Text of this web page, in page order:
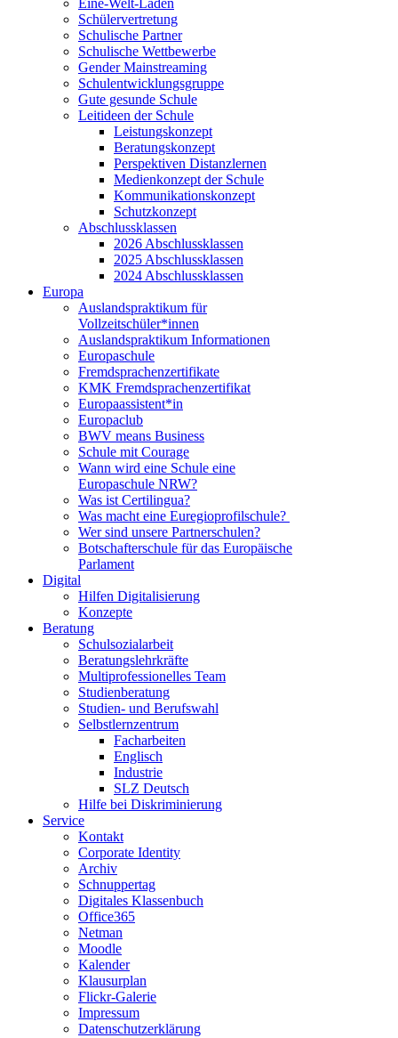
Eine-Welt-Laden
Schülervertretung
Schulische Partner
Schulische Wettbewerbe
Gender Mainstreaming
Schulentwicklungsgruppe
Gute gesunde Schule
Leitideen der Schule
Leistungskonzept
Beratungskonzept
Perspektiven Distanzlernen
Medienkonzept der Schule
Kommunikationskonzept
Schutzkonzept
Abschlussklassen
2026 Abschlussklassen
2025 Abschlussklassen
2024 Abschlussklassen
Europa
Auslandspraktikum für
Vollzeitschüler*innen
Auslandspraktikum Informationen
Europaschule
Fremdsprachenzertifikate
KMK Fremdsprachenzertifikat
Europaassistent*in
Europaclub
BWV means Business
Schule mit Courage
Wann wird eine Schule eine
Europaschule NRW?
Was ist Certilingua?
Was macht eine Euregioprofilschule?
Wer sind unsere Partnerschulen?
Botschafterschule für das Europäische
Parlament
Digital
Hilfen Digitalisierung
Konzepte
Beratung
Schulsozialarbeit
Beratungslehrkräfte
Multiprofessionelles Team
Studienberatung
Studien- und Berufswahl
Selbstlernzentrum
Facharbeiten
Englisch
Industrie
SLZ Deutsch
Hilfe bei Diskriminierung
Service
Kontakt
Corporate Identity
Archiv
Schnuppertag
Digitales Klassenbuch
Office365
Netman
Moodle
Kalender
Klausurplan
Flickr-Galerie
Impressum
Datenschutzerklärung